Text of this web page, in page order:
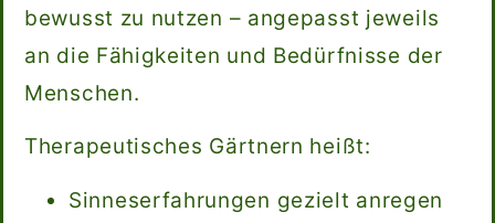
bewusst zu nutzen – angepasst jeweils
an die Fähigkeiten und Bedürfnisse der
Menschen.
Therapeutisches Gärtnern heißt:
Sinneserfahrungen gezielt anregen